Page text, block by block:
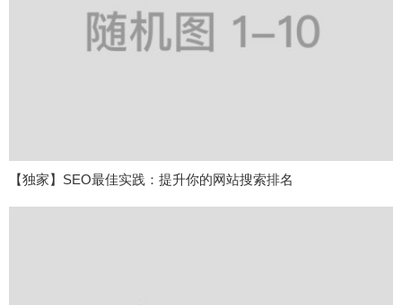
【独家】SEO最佳实践：提升你的网站搜索排名